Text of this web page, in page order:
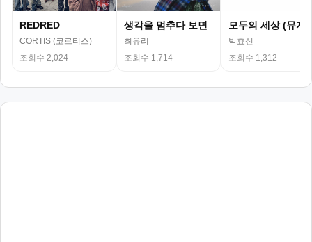
REDRED
CORTIS (코르티스)
조회수 2,024
생각을 멈추다 보면
최유리
조회수 1,714
모두의 세상 (뮤지
박효신
조회수 1,312